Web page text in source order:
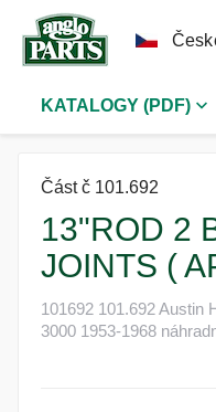
KATALOGY (PDF)
Část č 101.692
13"ROD 2
JOINTS (
101692 101.692 Austin
3000 1953-1968